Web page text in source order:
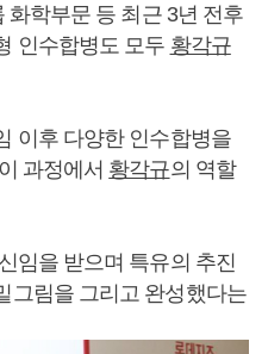
화학부문 등 최근 3년 전후
인수합병도 모두 황각규
이후 다양한 인수합병을
과정에서 황각규의 역할
임을 받으며 특유의 추진
그림을 그리고 완성했다는